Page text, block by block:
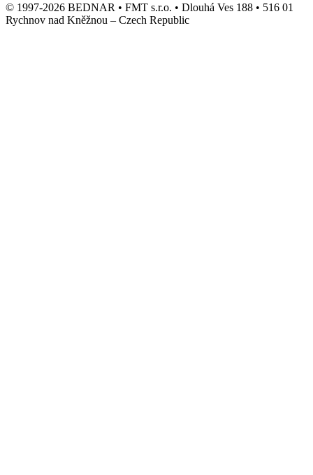
© 1997-2026 BEDNAR • FMT s.r.o. • Dlouhá Ves 188 • 516 01
Rychnov nad Kněžnou – Czech Republic